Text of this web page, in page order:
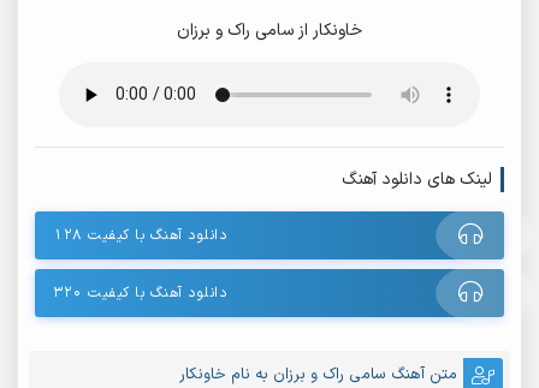
خاونکار از سامی راک و برزان
لینک های دانلود آهنگ
دانلود آهنگ با کیفیت ۱۲۸
دانلود آهنگ با کیفیت ۳۲۰
متن آهنگ سامی راک و برزان به نام خاونکار